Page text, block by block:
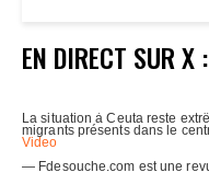
EN DIRECT SUR X :